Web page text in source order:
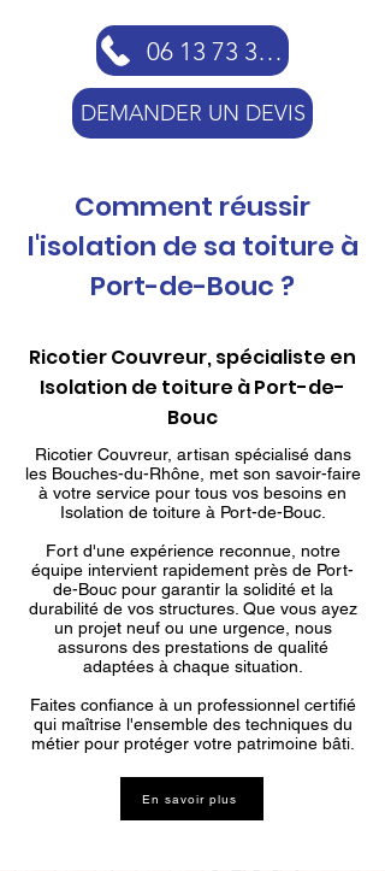
06 13 73 30 46
DEMANDER UN DEVIS
Comment réussir
l'isolation de sa toiture à
Port-de-Bouc ?
Ricotier Couvreur, spécialiste en
Isolation de toiture à Port-de-
Bouc
Ricotier Couvreur, artisan spécialisé dans
les Bouches-du-Rhône, met son savoir-faire
à votre service pour tous vos besoins en
Isolation de toiture à Port-de-Bouc.
Fort d'une expérience reconnue, notre
équipe intervient rapidement près de Port-
de-Bouc pour garantir la solidité et la
durabilité de vos structures. Que vous ayez
un projet neuf ou une urgence, nous
assurons des prestations de qualité
adaptées à chaque situation.
Faites confiance à un professionnel certifié
qui maîtrise l'ensemble des techniques du
métier pour protéger votre patrimoine bâti.
En savoir plus